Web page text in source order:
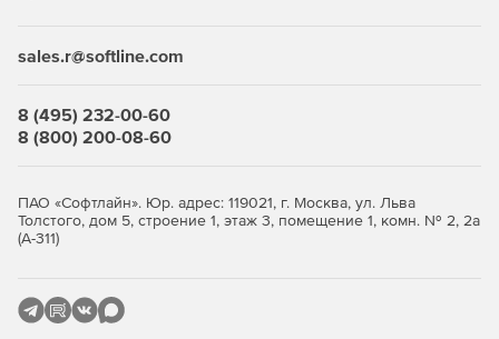
Ведется запись всех диалогов в Skype.
Контроль активности в социальных сетях.
Мониторинг активности в поисковых системах.
CleverControl постоянно сохраняет снимки окон
активных приложений, делает снимки пользователя
Мониторинг cъемных устройств хранения данных
(USB, HDD, SD).
sales.r@softline.com
8 (495) 232-00-60
8 (800) 200-08-60
ПАО «Софтлайн». Юр. адрес: 119021, г. Москва, ул. Льва
Толстого, дом 5, строение 1, этаж 3, помещение 1, комн. № 2, 2а
(А-311)